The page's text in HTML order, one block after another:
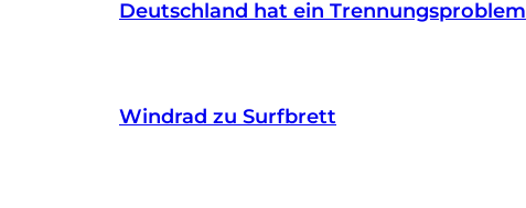
Deutschland hat ein Trennungsproblem
Windrad zu Surfbrett